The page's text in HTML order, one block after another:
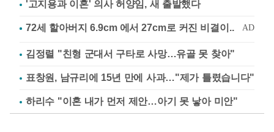
'고지용과 이혼' 의사 허양임, 새 출발했다
김정렬 "친형 군대서 구타로 사망…유골 못 찾아"
표창원, 남규리에 15년 만에 사과…"제가 틀렸습니다"
하리수 "이혼 내가 먼저 제안…아기 못 낳아 미안"